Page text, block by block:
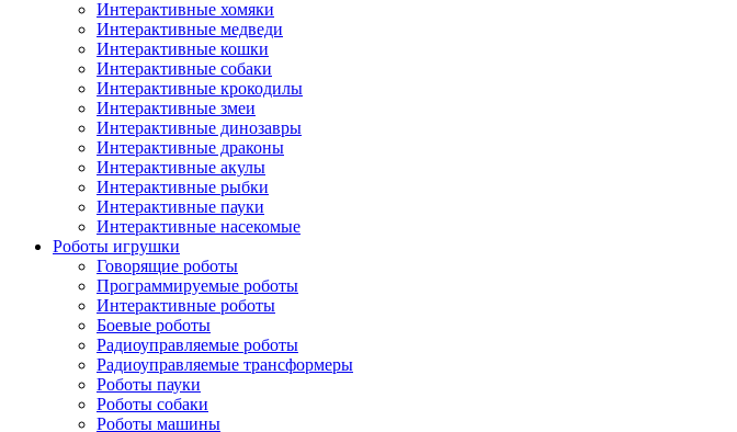
Интерактивные хомяки
Интерактивные медведи
Интерактивные кошки
Интерактивные собаки
Интерактивные крокодилы
Интерактивные змеи
Интерактивные динозавры
Интерактивные драконы
Интерактивные акулы
Интерактивные рыбки
Интерактивные пауки
Интерактивные насекомые
Роботы игрушки
Говорящие роботы
Программируемые роботы
Интерактивные роботы
Боевые роботы
Радиоуправляемые роботы
Радиоуправляемые трансформеры
Роботы пауки
Роботы собаки
Роботы машины